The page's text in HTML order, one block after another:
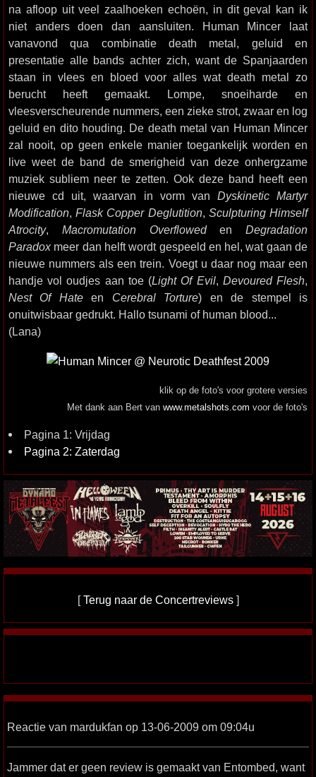
na afloop uit veel zaalhoeken echoën, in dit geval kan ik
niet anders doen dan aansluiten. Human Mincer laat
vanavond qua combinatie death metal, geluid en
presentatie alle bands achter zich, want de Spanjaarden
staan in vlees en bloed voor alles wat death metal zo
berucht heeft gemaakt. Lompe, snoeiharde en
vleesverscheurende nummers, een zieke strot, zwaar en log
geluid en dito houding. De death metal van Human Mincer
zal nooit, op geen enkele manier toegankelijk worden en
live weet de band de smerigheid van deze onhergzame
muziek subliem neer te zetten. Ook deze band heeft een
nieuwe cd uit, waarvan in vorm van Dyskinetic Martyr
Modification,Flask Copper Deglutition, Sculpturing Himself
Atrocity, Macromutation Overfloweden Degradation
Paradoxmeer dan helft wordt gespeeld en hel, wat gaan de
nieuwe nummers als een trein. Voegt u daar nog maar een
handje vol oudjes aan toe (Light Of Evil, Devoured Flesh,
Nest Of Hateen Cerebral Torture) en de stempel is
onuitwisbaar gedrukt. Hallo tsunami of human blood...
(Lana)
klik op de foto's voor grotere versies
Met dank aan Bert van www.metalshots.com voor de foto's
Pagina 1: Vrijdag
Pagina 2: Zaterdag
[Terug naar de Concertreviews]
Reactie van mardukfan op 13-06-2009 om 09:04u
Jammer dat er geen review is gemaakt van Entombed, want